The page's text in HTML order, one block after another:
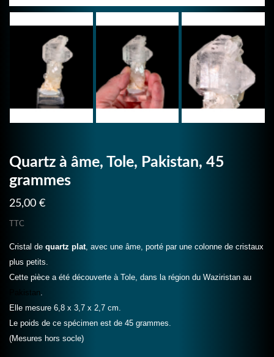
Quartz à âme, Tole, Pakistan, 45
grammes
25,00 €
TTC
Cristal de quartz plat, avec une âme, porté par une colonne de cristaux
plus petits.
Cette pièce a été découverte à Tole, dans la région du Waziristan au
Pakistan
Elle mesure 6,8 x 3,7 x 2,7 cm.
Le poids de ce spécimen est de 45 grammes.
(Mesures hors socle)